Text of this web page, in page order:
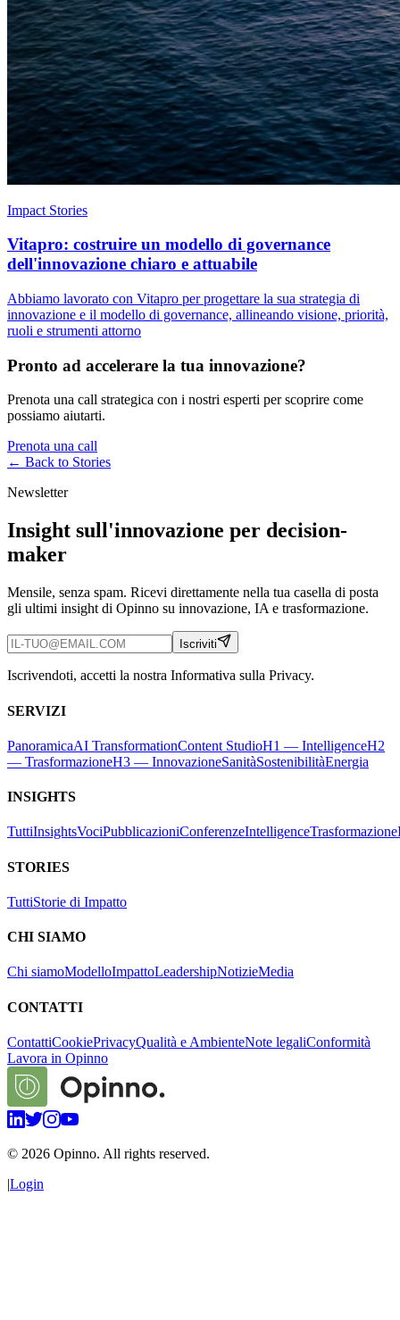
Impact Stories
Vitapro: costruire un modello di governance
dell'innovazione chiaro e attuabile
Abbiamo lavorato con Vitapro per progettare la sua strategia di
innovazione e il modello di governance, allineando visione, priorità,
ruoli e strumenti attorno
Pronto ad accelerare la tua innovazione?
Prenota una call strategica con i nostri esperti per scoprire come
possiamo aiutarti.
Prenota una call
← Back to Stories
Newsletter
Insight sull'innovazione per decision-
maker
Mensile, senza spam. Ricevi direttamente nella tua casella di posta
gli ultimi insight di Opinno su innovazione, IA e trasformazione.
Iscriviti
Iscrivendoti, accetti la nostra Informativa sulla Privacy.
SERVIZI
PanoramicaAI TransformationContent StudioH1 — IntelligenceH2
— TrasformazioneH3 — InnovazioneSanitàSostenibilitàEnergia
INSIGHTS
TuttiInsightsVociPubblicazioniConferenzeIntelligenceTrasformazione
STORIES
TuttiStorie di Impatto
CHI SIAMO
Chi siamoModelloImpattoLeadershipNotizieMedia
CONTATTI
ContattiCookiePrivacyQualità e AmbienteNote legaliConformità
Lavora in Opinno
© 2026 Opinno. All rights reserved.
|Login